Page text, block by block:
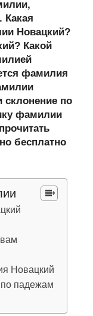
Какая
Новацкий?
Какой
фамилия
склонение по
фамилии
бесплатно
Новацкий
падежам